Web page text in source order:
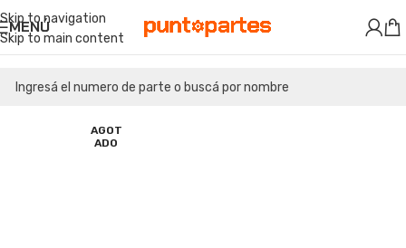
Skip to navigation
Skip to main content
MENÚ
AGOT
ADO